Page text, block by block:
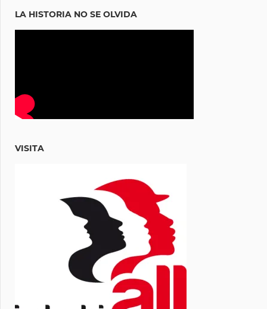
LA HISTORIA NO SE OLVIDA
VISITA